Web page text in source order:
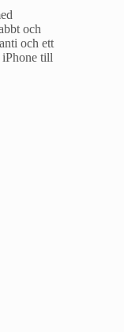
och
och ett
iPhone till